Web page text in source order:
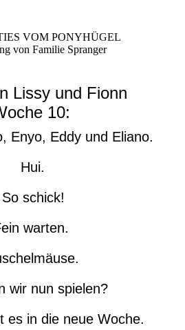
VOM PONYHÜGEL
von Familie Spranger
Lissy und Fionn
10:
Enyo, Eddy und Eliano.
Hui.
So schick!
warten.
wir nun spielen?
es in die neue Woche.